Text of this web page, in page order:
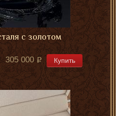
с золотом
305 000 Купить